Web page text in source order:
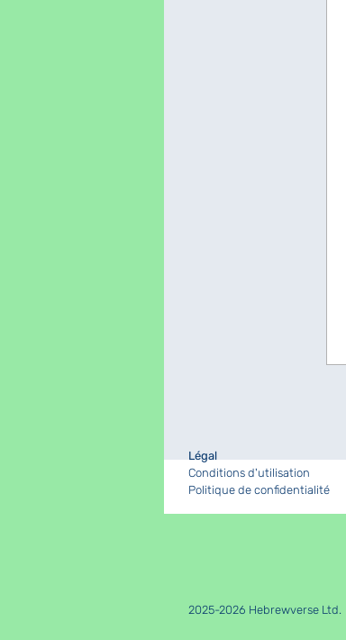
Légal
Conditions d'utilisation
Politique de confidentialité
2025-2026 Hebrewverse Ltd.